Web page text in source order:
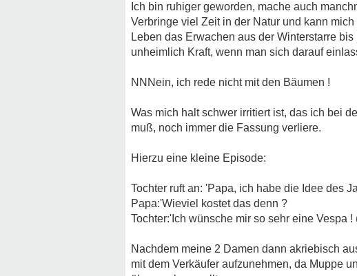
Ich bin ruhiger geworden, mache auch
Verbringe viel Zeit in der Natur und kann
Leben das Erwachen aus der Winterstarre
unheimlich Kraft, wenn man sich darauf
NNNein, ich rede nicht mit den Bäumen !
Was mich halt schwer irritiert ist, das ich bei
muß, noch immer die Fassung verliere.
Hierzu eine kleine Episode:
Tochter ruft an: 'Papa, ich habe die Idee des
Papa:'Wieviel kostet das denn ?
Tochter:'Ich wünsche mir so sehr eine Vespa
Nachdem meine 2 Damen dann akriebisch
mit dem Verkäufer aufzunehmen, da Muppe